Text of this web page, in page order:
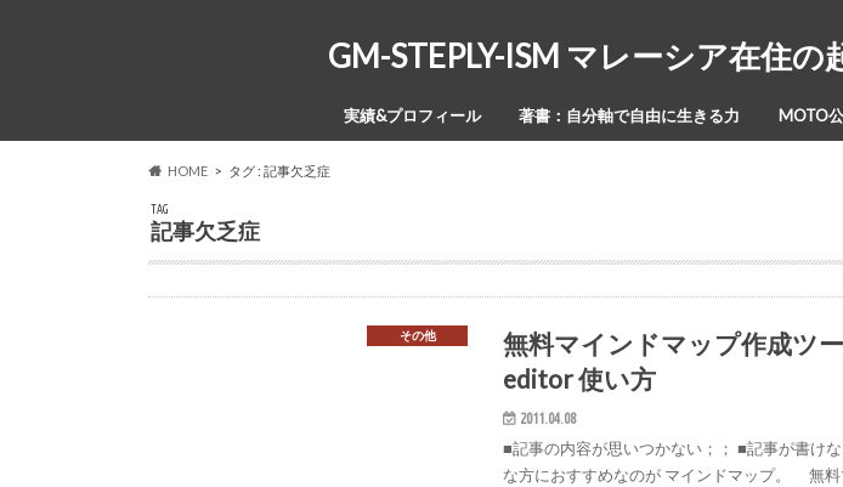
GM-STEPLY-ISM マレーシア在住
実績&プロフィール 著書：自分軸で自由に生きる力 MOTO
HOME タグ : 記事欠乏症
TAG
記事欠乏症
その他
無料マインドマップ作成ツ
editor 使い方
2011.04.08
■記事の内容が思いつかない；； ■記事が書け
な方におすすめなのが マインドマップ。 無